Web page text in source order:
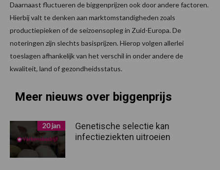
Daarnaast fluctueren de biggenprijzen ook door andere factoren.
Hierbij valt te denken aan marktomstandigheden zoals
productiepieken of de seizoensopleg in Zuid-Europa. De
noteringen zijn slechts basisprijzen. Hierop volgen allerlei
toeslagen afhankelijk van het verschil in onder andere de
kwaliteit, land of gezondheidsstatus.
Meer nieuws over biggenprijs
20 jan
Genetische selectie kan
infectieziekten uitroeien